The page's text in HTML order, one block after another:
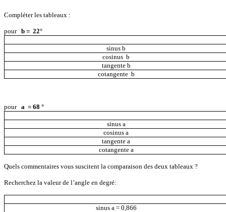
Compléter les tableaux :
pour b = 22°
sinus b
cosinus b
tangente b
cotangente b
pour a = 68 °
sinus a
cosinus a
tangente a
cotangente a
Quels commentaires vous suscitent la comparaison des deux tableaux ?
Recherchez la valeur de l’angle en degré:
sinus a= 0,866